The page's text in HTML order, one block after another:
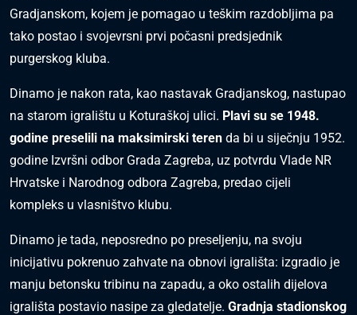
Gradjanskom, kojem je pomagao u teškim razdobljima pa
tako postao i svojevrsni prvi počasni predsjednik
purgerskog kluba.
Dinamo je nakon rata, kao nastavak Gradjanskog, nastupao
na starom igralištu u Koturaškoj ulici. Plavi su se 1948.
godine preselili na maksimirski teren da bi u siječnju 1952.
godine Izvršni odbor Grada Zagreba, uz potvrdu Vlade NR
Hrvatske i Narodnog odbora Zagreba, predao cijeli
kompleks u vlasništvo klubu.
Dinamo je tada, neposredno po preseljenju, na svoju
inicijativu pokrenuo zahvate na obnovi igrališta: izgradio je
manju betonsku tribinu na zapadu, a oko ostalih dijelova
igrališta postavio nasipe za gledatelje. Gradnja stadionskog